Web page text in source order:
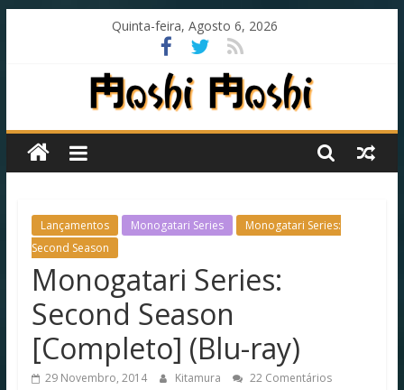
Quinta-feira, Agosto 6, 2026
Moshi
Moshi
Subs
fansub
diferente
todos
os
Lançamentos Monogatari Series
Monogatari Series:
Second Season
Monogatari Series:
Second Season
[Completo] (Blu-ray)
29 Novembro, 2014 Kitamura 22 Comentários